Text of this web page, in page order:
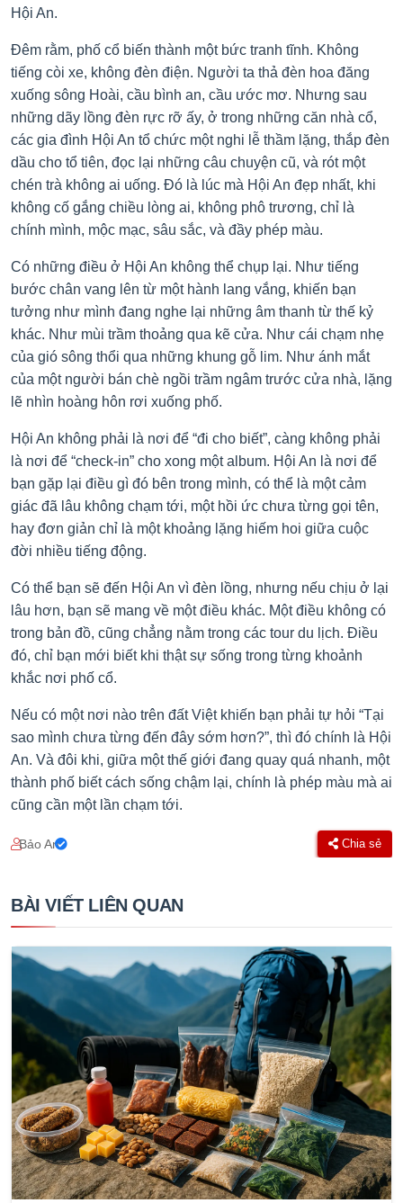
Hội An.
Đêm rằm, phố cổ biến thành một bức tranh tĩnh. Không
tiếng còi xe, không đèn điện. Người ta thả đèn hoa đăng
xuống sông Hoài, cầu bình an, cầu ước mơ. Nhưng sau
những dãy lồng đèn rực rỡ ấy, ở trong những căn nhà cổ,
các gia đình Hội An tổ chức một nghi lễ thầm lặng, thắp đèn
dầu cho tổ tiên, đọc lại những câu chuyện cũ, và rót một
chén trà không ai uống. Đó là lúc mà Hội An đẹp nhất, khi
không cố gắng chiều lòng ai, không phô trương, chỉ là
chính mình, mộc mạc, sâu sắc, và đầy phép màu.
Có những điều ở Hội An không thể chụp lại. Như tiếng
bước chân vang lên từ một hành lang vắng, khiến bạn
tưởng như mình đang nghe lại những âm thanh từ thế kỷ
khác. Như mùi trầm thoảng qua kẽ cửa. Như cái chạm nhẹ
của gió sông thổi qua những khung gỗ lim. Như ánh mắt
của một người bán chè ngồi trầm ngâm trước cửa nhà, lặng
lẽ nhìn hoàng hôn rơi xuống phố.
Hội An không phải là nơi để “đi cho biết”, càng không phải
là nơi để “check-in” cho xong một album. Hội An là nơi để
bạn gặp lại điều gì đó bên trong mình, có thể là một cảm
giác đã lâu không chạm tới, một hồi ức chưa từng gọi tên,
hay đơn giản chỉ là một khoảng lặng hiếm hoi giữa cuộc
đời nhiều tiếng động.
Có thể bạn sẽ đến Hội An vì đèn lồng, nhưng nếu chịu ở lại
lâu hơn, bạn sẽ mang về một điều khác. Một điều không có
trong bản đồ, cũng chẳng nằm trong các tour du lịch. Điều
đó, chỉ bạn mới biết khi thật sự sống trong từng khoảnh
khắc nơi phố cổ.
Nếu có một nơi nào trên đất Việt khiến bạn phải tự hỏi “Tại
sao mình chưa từng đến đây sớm hơn?”, thì đó chính là Hội
An. Và đôi khi, giữa một thế giới đang quay quá nhanh, một
thành phố biết cách sống chậm lại, chính là phép màu mà ai
cũng cần một lần chạm tới.
Bảo An Chia sẻ
BÀI VIẾT LIÊN QUAN